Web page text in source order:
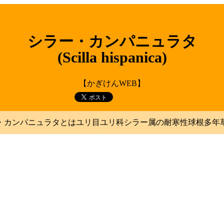
シラー・カンパニュラタ
(Scilla hispanica)
【かぎけんWEB】
カンパニュラタとはユリ目ユリ科シラー属の耐寒性球根多年